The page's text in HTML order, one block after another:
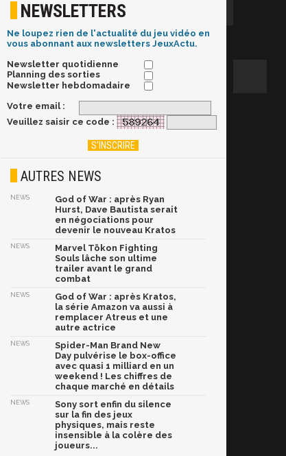
NEWSLETTERS
Ne loupez rien de l'actualité du jeu vidéo en
vous abonnant aux newsletters JeuxActu.
Newsletter quotidienne
Planning des sorties
Newsletter hebdomadaire
Votre email :
Veuillez saisir ce code :
AUTRES NEWS
NEWS
God of War : après Ryan
Hurst, Dave Bautista serait
en négociations pour
devenir le nouveau Kratos
NEWS
Marvel Tōkon Fighting
Souls lâche son ultime
trailer avant le grand
combat
NEWS
God of War : après Kratos,
la série Amazon va aussi à
remplacer Atreus et une
autre actrice
NEWS
Spider-Man Brand New
Day pulvérise le box-office
avec quasi 1 milliard en un
weekend ! Les chiffres de
chaque marché en détails
NEWS
Sony sort enfin du silence
sur la fin des jeux
physiques, mais reste
insensible à la colère des
joueurs...